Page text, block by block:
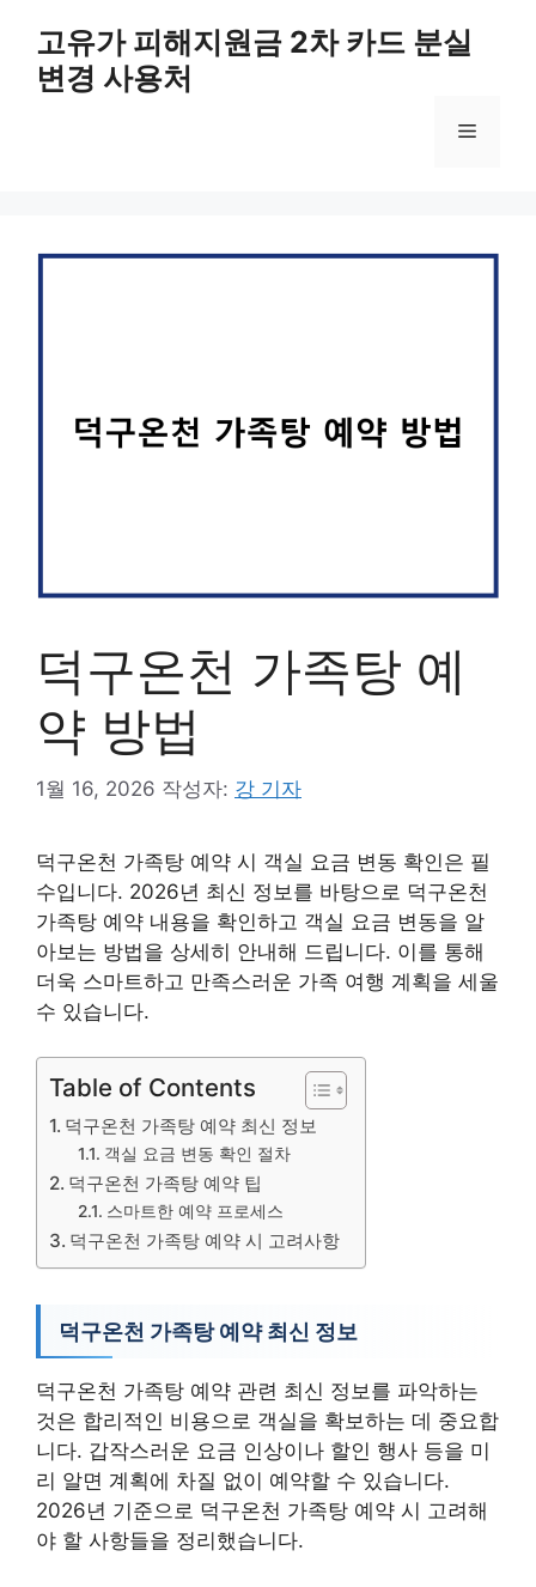
고유가 피해지원금 2차 카드 분실
변경 사용처
메
덕구온천 가족탕 예
약 방법
1월 16, 2026 작성자: 강 기자
덕구온천 가족탕 예약 시 객실 요금 변동 확인은 필
수입니다. 2026년 최신 정보를 바탕으로 덕구온천
가족탕 예약 내용을 확인하고 객실 요금 변동을 알
아보는 방법을 상세히 안내해 드립니다. 이를 통해
더욱 스마트하고 만족스러운 가족 여행 계획을 세울
수 있습니다.
Table of Contents
덕구온천 가족탕 예약 최신 정보
객실 요금 변동 확인 절차
덕구온천 가족탕 예약 팁
스마트한 예약 프로세스
덕구온천 가족탕 예약 시 고려사항
덕구온천 가족탕 예약 최신 정보
덕구온천 가족탕 예약 관련 최신 정보를 파악하는
것은 합리적인 비용으로 객실을 확보하는 데 중요합
니다. 갑작스러운 요금 인상이나 할인 행사 등을 미
리 알면 계획에 차질 없이 예약할 수 있습니다.
2026년 기준으로 덕구온천 가족탕 예약 시 고려해
야 할 사항들을 정리했습니다.